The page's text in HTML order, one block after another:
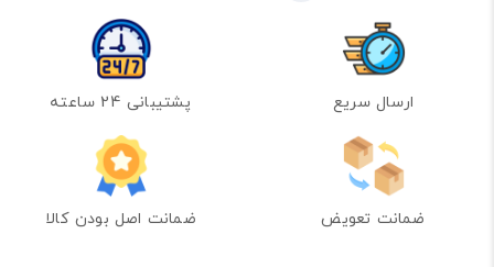
ارسال سریع پشتیبانی 24 ساعته
ضمانت تعویض ضمانت اصل بودن کالا